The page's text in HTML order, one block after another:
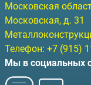
Московская
Московская, д. 31
Телефон: +7 (915)
Мы в социальных